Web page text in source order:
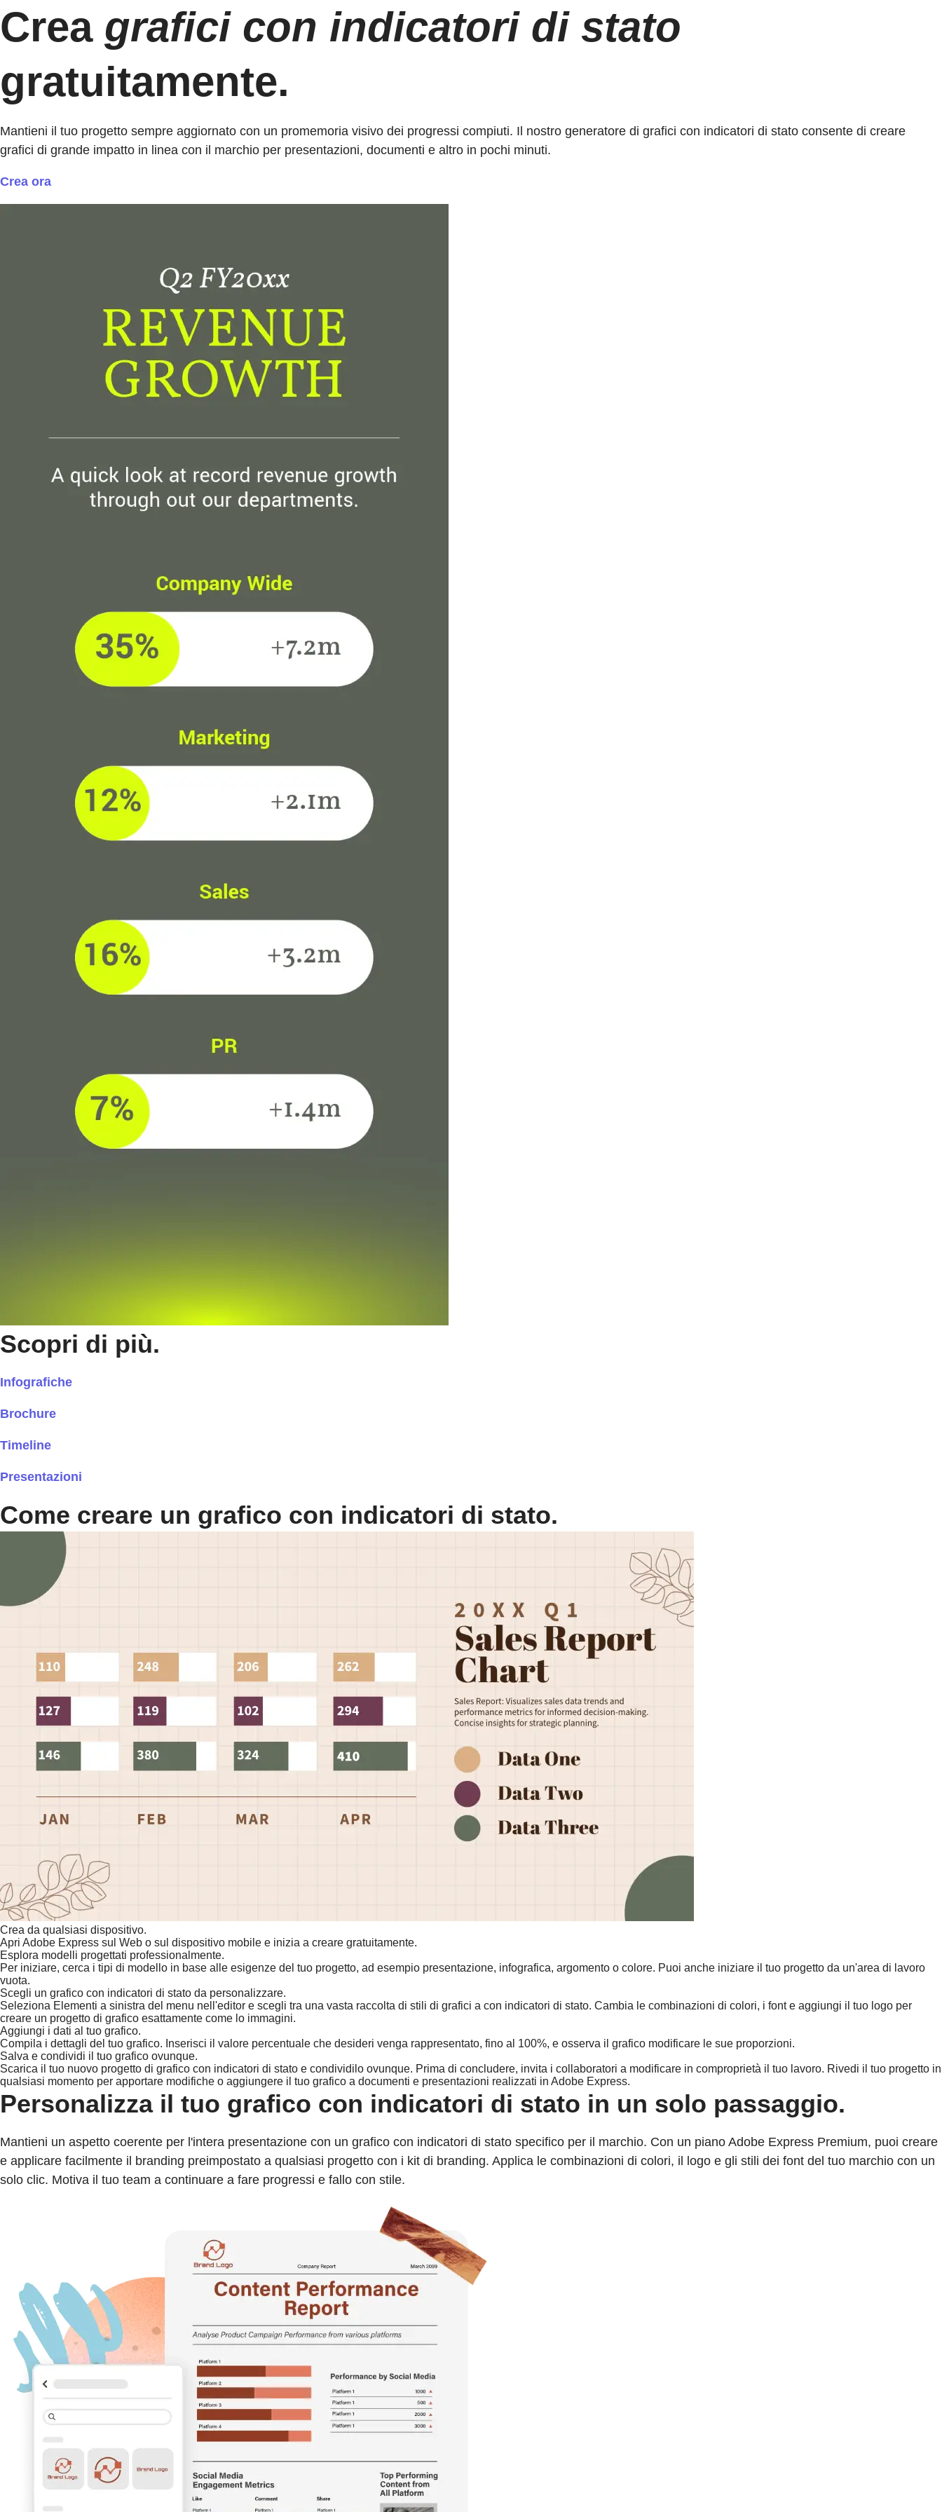
Crea grafici con indicatori di stato
gratuitamente.
Mantieni il tuo progetto sempre aggiornato con un promemoria visivo dei progressi compiuti. Il nostro generatore di grafici con indicatori di stato consente di creare
grafici di grande impatto in linea con il marchio per presentazioni, documenti e altro in pochi minuti.
Crea ora
Scopri di più.
Infografiche
Brochure
Timeline
Presentazioni
Come creare un grafico con indicatori di stato.
Crea da qualsiasi dispositivo.
Apri Adobe Express sul Web o sul dispositivo mobile e inizia a creare gratuitamente.
Esplora modelli progettati professionalmente.
Per iniziare, cerca i tipi di modello in base alle esigenze del tuo progetto, ad esempio presentazione, infografica, argomento o colore. Puoi anche iniziare il tuo progetto da un'area di lavoro
vuota.
Scegli un grafico con indicatori di stato da personalizzare.
Seleziona Elementi a sinistra del menu nell'editor e scegli tra una vasta raccolta di stili di grafici a con indicatori di stato. Cambia le combinazioni di colori, i font e aggiungi il tuo logo per
creare un progetto di grafico esattamente come lo immagini.
Aggiungi i dati al tuo grafico.
Compila i dettagli del tuo grafico. Inserisci il valore percentuale che desideri venga rappresentato, fino al 100%, e osserva il grafico modificare le sue proporzioni.
Salva e condividi il tuo grafico ovunque.
Scarica il tuo nuovo progetto di grafico con indicatori di stato e condividilo ovunque. Prima di concludere, invita i collaboratori a modificare in comproprietà il tuo lavoro. Rivedi il tuo progetto in
qualsiasi momento per apportare modifiche o aggiungere il tuo grafico a documenti e presentazioni realizzati in Adobe Express.
Personalizza il tuo grafico con indicatori di stato in un solo passaggio.
Mantieni un aspetto coerente per l'intera presentazione con un grafico con indicatori di stato specifico per il marchio. Con un piano Adobe Express Premium, puoi creare
e applicare facilmente il branding preimpostato a qualsiasi progetto con i kit di branding. Applica le combinazioni di colori, il logo e gli stili dei font del tuo marchio con un
solo clic. Motiva il tuo team a continuare a fare progressi e fallo con stile.